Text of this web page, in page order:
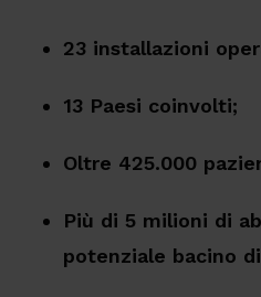
23 installazioni
13 Paesi coinvolti;
Oltre 425.000
Più di 5 milioni di
potenziale bacino